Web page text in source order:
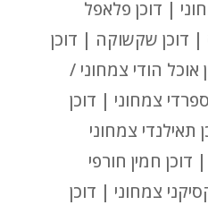
| דוכן פלאפל
| דוכן שקשוקה | דוכן
הודי צמחוני /
צמחוני | דוכן
תאילנדי צמחוני
דוכן חמין חורפי
צמחוני | דוכן